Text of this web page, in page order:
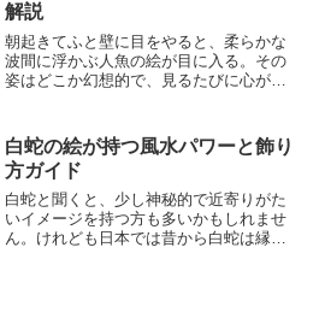
解説
朝起きてふと壁に目をやると、柔らかな
波間に浮かぶ人魚の絵が目に入る。その
姿はどこか幻想的で、見るたびに心がほ
ではないでしょうか。最近では、インテ
リアとしてだけでなく、「...
白蛇の絵が持つ風水パワーと飾り
方ガイド
白蛇と聞くと、少し神秘的で近寄りがた
いイメージを持つ方も多いかもしれませ
ん。けれども日本では昔から白蛇は縁起